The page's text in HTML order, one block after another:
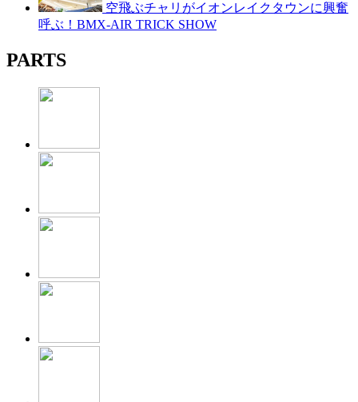
空飛ぶチャリがイオンレイクタウンに興奮
呼ぶ！BMX-AIR TRICK SHOW
PARTS